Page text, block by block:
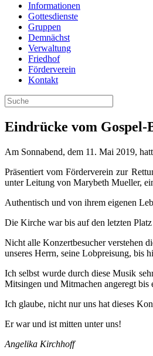
Informationen
Gottesdienste
Gruppen
Demnächst
Verwaltung
Friedhof
Förderverein
Kontakt
Eindrücke vom Gospel-
Am Sonnabend, dem 11. Mai 2019,
Präsentiert vom Förderverein zur
unter Leitung von Marybeth Mueller,
Authentisch und von ihrem eigenen
Die Kirche war bis auf den letzten
Nicht alle Konzertbesucher verstehen
unseres Herrn, seine Lobpreisung, bis
Ich selbst wurde durch diese Musik
Mitsingen und Mitmachen angeregt
Ich glaube, nicht nur uns hat dieses
Er war und ist mitten unter uns!
Angelika Kirchhoff